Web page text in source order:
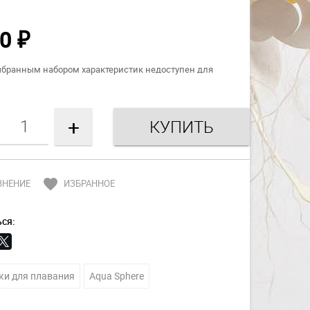
₽
набором характеристик недоступен для
+
favorite ИЗБРАННОЕ
для плавания Aqua Sphere